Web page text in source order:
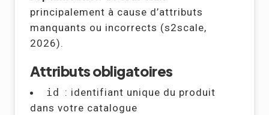
principalement à cause d’attributs
manquants ou incorrects (s2scale,
2026).
Attributs obligatoires
id
: identifiant unique du produit
dans votre catalogue